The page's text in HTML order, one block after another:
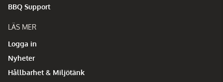
BBQ Support
LÄS MER
Logga in
Nyheter
Hållbarhet & Miljötänk